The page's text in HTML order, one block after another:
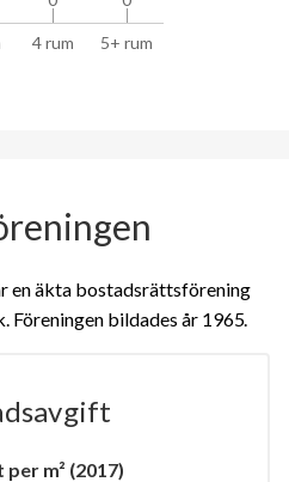
4 rum 5+ rum
en äkta bostadsrättsförening
Föreningen bildades år 1965
m² (2017)